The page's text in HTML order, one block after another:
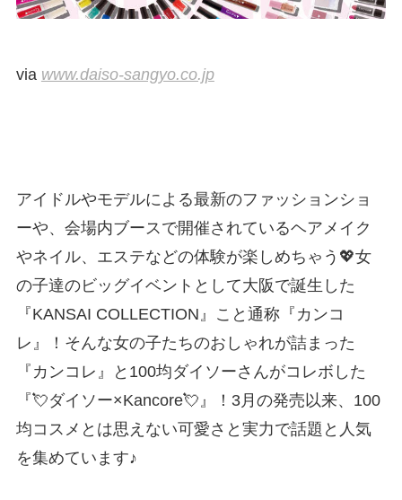
via www.daiso-sangyo.co.jp
アイドルやモデルによる最新のファッションショ
ーや、会場内ブースで開催されているヘアメイク
やネイル、エステなどの体験が楽しめちゃう💖女
の子達のビッグイベントとして大阪で誕生した
『KANSAI COLLECTION』こと通称『カンコ
レ』！そんな女の子たちのおしゃれが詰まった
『カンコレ』と100均ダイソーさんがコレボした
『💘ダイソー×Kancore💘』！3月の発売以来、100
均コスメとは思えない可愛さと実力で話題と人気
を集めています♪